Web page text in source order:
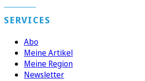
SERVICES
Abo
Meine Artikel
Meine Region
Newsletter